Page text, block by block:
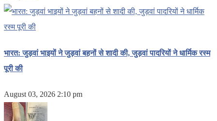
भारत: जुड़वां भाइयों ने जुड़वां बहनों से शादी की, जुड़वां पादरियों ने धार्मिक रस्म
पूरी की
August 03, 2026 2:10 pm